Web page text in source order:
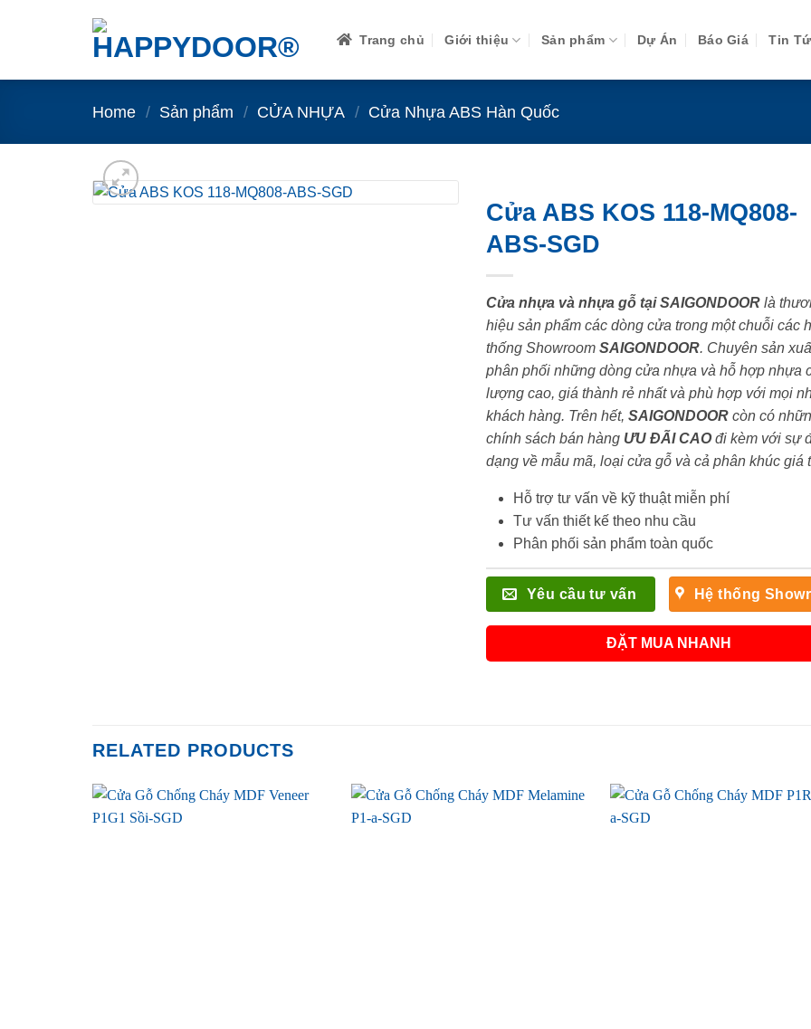
Trang chủ Giới thiệu Sản phẩm Dự Án Báo Giá Tin
Home / Sản phẩm / CỬA NHỰA / Cửa Nhựa ABS Hàn Quốc
Cửa ABS KOS 118-MQ808-
ABS-SGD
Cửa nhựa và nhựa gỗ tại SAIGONDOORlà
hiệu sản phẩm các dòng cửa trong một chuỗi các
thống Showroom SAIGONDOOR. Chuyên sản
phân phối những dòng cửa nhựa và hỗ hợp nhựa
lượng cao, giá thành rẻ nhất và phù hợp với mọi
khách hàng. Trên hết, SAIGONDOORcòn có
chính sách bán hàng ƯU ĐÃI CAOđi kèm với sự
dạng về mẫu mã, loại cửa gỗ và cả phân khúc giá
Hỗ trợ tư vấn về kỹ thuật miễn phí
Tư vấn thiết kế theo nhu cầu
Phân phối sản phẩm toàn quốc
Yêu cầu tư vấn Hệ thống
ĐẶT MUA NHANH
RELATED PRODUCTS